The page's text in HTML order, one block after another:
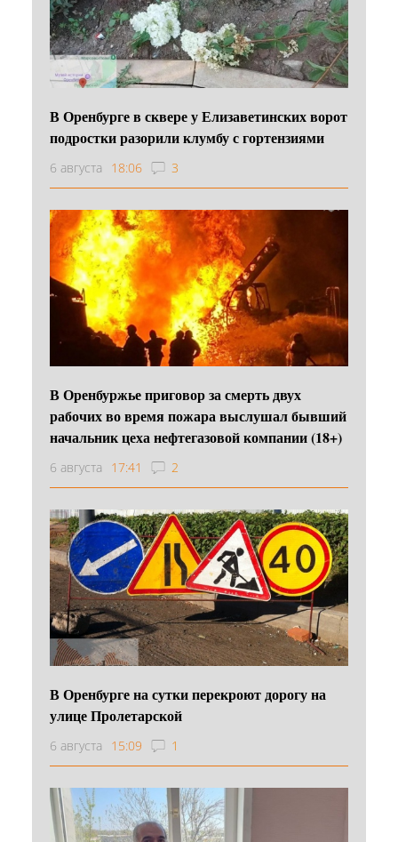
В Оренбурге в сквере у Елизаветинских ворот
подростки разорили клумбу с гортензиями
6 августа 18:06 3
В Оренбуржье приговор за смерть двух
рабочих во время пожара выслушал бывший
начальник цеха нефтегазовой компании (18+)
6 августа 17:41 2
В Оренбурге на сутки перекроют дорогу на
улице Пролетарской
6 августа 15:09 1